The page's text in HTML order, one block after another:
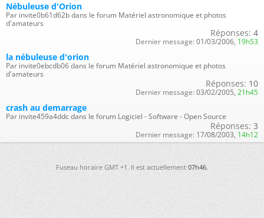
Nébuleuse d'Orion
Par invite0b61d62b dans le forum Matériel astronomique et photos
d'amateurs
Réponses: 4
Dernier message: 01/03/2006, 19h53
la nébuleuse d'orion
Par invite0ebcdb06 dans le forum Matériel astronomique et photos
d'amateurs
Réponses: 10
Dernier message: 03/02/2005, 21h45
crash au demarrage
Par invite459a4ddc dans le forum Logiciel - Software - Open Source
Réponses: 3
Dernier message: 17/08/2003, 14h12
Fuseau horaire GMT +1. Il est actuellement07h46.